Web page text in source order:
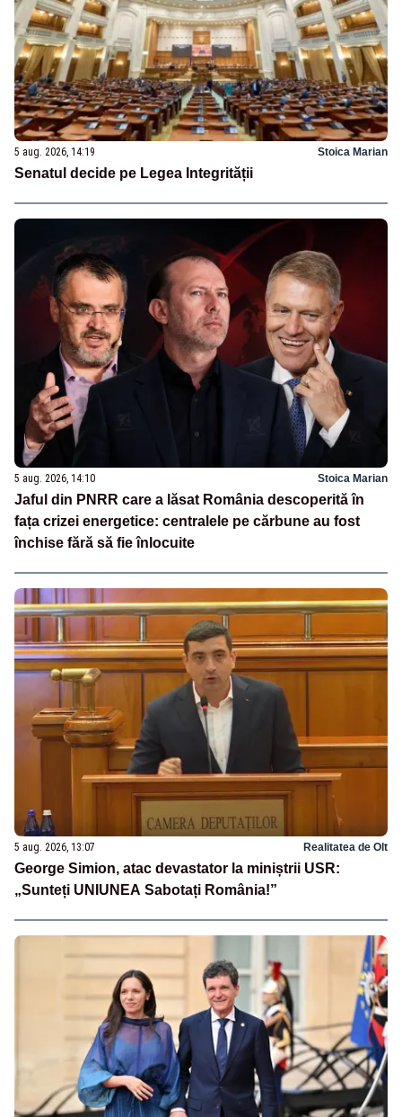
5 aug. 2026, 14:19 Stoica Marian
Senatul decide pe Legea Integrității
5 aug. 2026, 14:10 Stoica Marian
Jaful din PNRR care a lăsat România descoperită în
fața crizei energetice: centralele pe cărbune au fost
închise fără să fie înlocuite
5 aug. 2026, 13:07 Realitatea de Olt
George Simion, atac devastator la miniștrii USR:
„Sunteți UNIUNEA Sabotați România!”